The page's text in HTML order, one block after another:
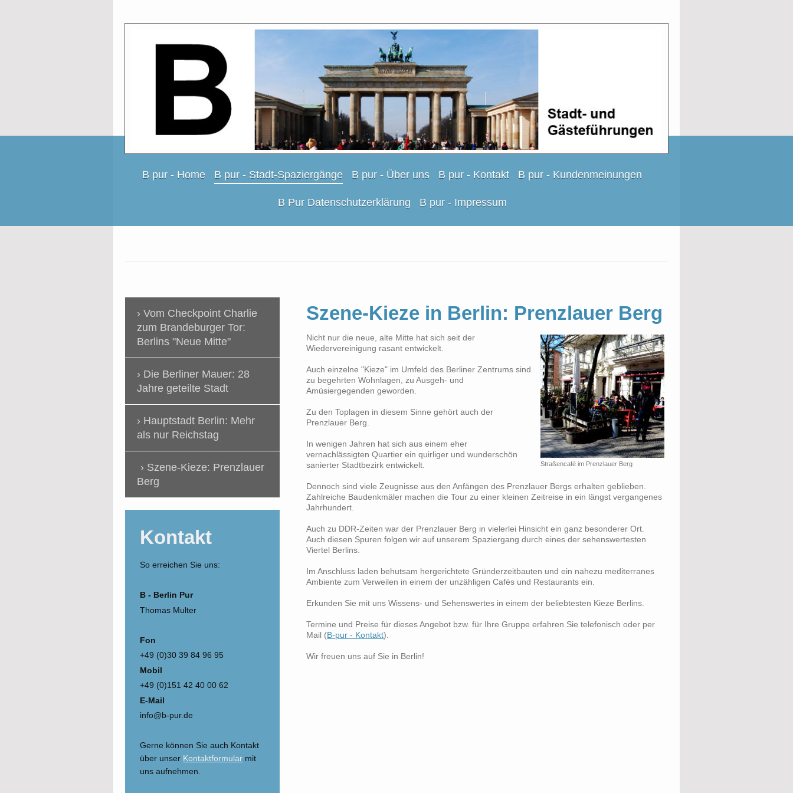
B pur - Home B pur - Stadt-Spaziergänge B pur - Über uns B pur - Kontakt B pur - Kundenmeinungen
B Pur Datenschutzerklärung B pur - Impressum
Szene-Kieze in Berlin: Prenzlauer Berg
Straßencafé im Prenzlauer Berg
Nicht nur die neue, alte Mitte hat sich seit der
Wiedervereinigung rasant entwickelt.
Auch einzelne "Kieze" im Umfeld des Berliner Zentrums sind
zu begehrten Wohnlagen, zu Ausgeh- und
Amüsiergegenden geworden.
Zu den Toplagen in diesem Sinne gehört auch der
Prenzlauer Berg.
In wenigen Jahren hat sich aus einem eher
vernachlässigten Quartier ein quirliger und wunderschön
sanierter Stadtbezirk entwickelt.
Dennoch sind viele Zeugnisse aus den Anfängen des Prenzlauer Bergs erhalten geblieben.
Zahlreiche Baudenkmäler machen die Tour zu einer kleinen Zeitreise in ein längst vergangenes
Jahrhundert.
Auch zu DDR-Zeiten war der Prenzlauer Berg in vielerlei Hinsicht ein ganz besonderer Ort.
Auch diesen Spuren folgen wir auf unserem Spaziergang durch eines der sehenswertesten
Viertel Berlins.
Im Anschluss laden behutsam hergerichtete Gründerzeitbauten und ein nahezu mediterranes
Ambiente zum Verweilen in einem der unzähligen Cafés und Restaurants ein.
Erkunden Sie mit uns Wissens- und Sehenswertes in einem der beliebtesten Kieze Berlins.
Termine und Preise für dieses Angebot bzw. für Ihre Gruppe erfahren Sie telefonisch oder per
Mail (B-pur - Kontakt).
Wir freuen uns auf Sie in Berlin!
Vom Checkpoint Charlie
zum Brandeburger Tor:
Berlins "Neue Mitte"
Die Berliner Mauer: 28
Jahre geteilte Stadt
Hauptstadt Berlin: Mehr
als nur Reichstag
Szene-Kieze: Prenzlauer
Berg
Kontakt
So erreichen Sie uns:
B - Berlin Pur
Thomas Multer
Fon
+49 (0)30 39 84 96 95
Mobil
+49 (0)151 42 40 00 62
E-Mail
info@b-pur.de
Gerne können Sie auch Kontakt
über unser Kontaktformular mit
uns aufnehmen.